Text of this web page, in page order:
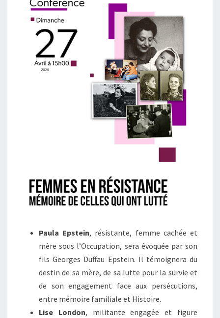
Paula Epstein, résistante, femme cachée et
mère sous l’Occupation, sera évoquée par son
fils Georges Duffau Epstein. Il témoignera du
destin de sa mère, de sa lutte pour la survie et
de son engagement face aux persécutions,
entre mémoire familiale et Histoire.
Lise London, militante engagée et figure